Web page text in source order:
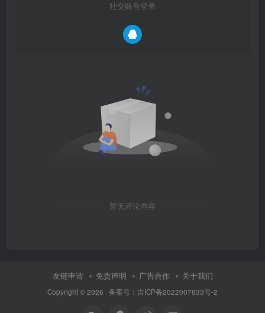
社交账号登录
暂无评论内容
友链申请 免责声明 广告合作 关于我们
Copyright © 2026 · 备案号：吉ICP备2022007833号-2